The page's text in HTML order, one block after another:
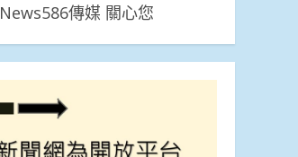
News586傳媒 關心您